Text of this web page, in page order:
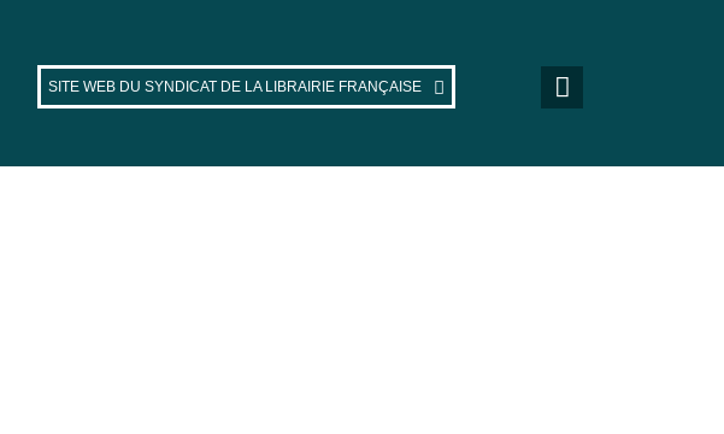
SITE WEB DU SYNDICAT DE LA LIBRAIRIE FRANÇAISE